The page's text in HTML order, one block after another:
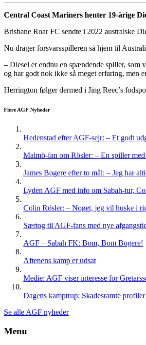
Central Coast Mariners henter 19-årige
Brisbane Roar FC sendte i 2022 australske
Nu drager forsvarsspilleren så hjem til
– Diesel er endnu en spændende spiller, som
og har godt nok ikke så meget erfaring, men
Herrington følger dermed i Jing Reec’s
Flere AGF Nyheder
Hedenstad efter AGF-sejr: – Et godt
Malmö-fan om Rösler: – En spiller med
James Bogere efter to mål: – Jeg har
Lyden AGF med info om Sabah-tur,
Colin Rösler: – Noget, jeg vil huske i
Særtog til AGF-fans med nye
AGF – Sabah FK: Bom, Bom Bogere!
Aftenens kamp er udsat
Medie: AGF viser interesse for
Dagens kamptrup: Skadesramte
Se alle AGF nyheder
Menu